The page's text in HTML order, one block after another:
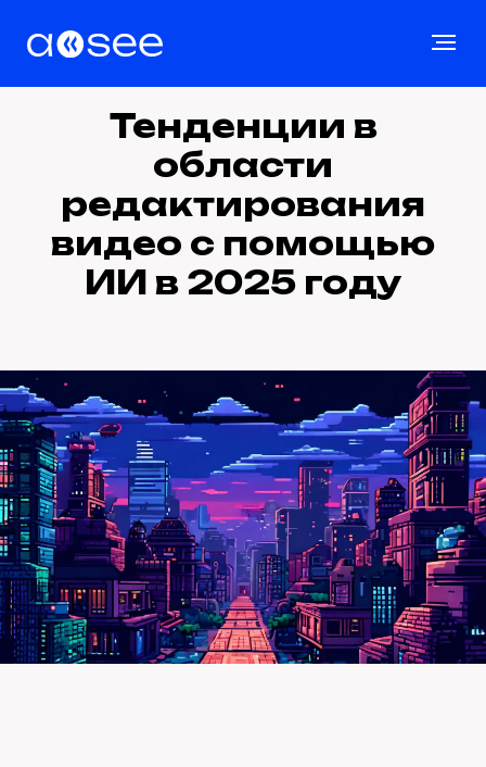
Тенденции в
области
редактирования
видео с помощью
ИИ в 2025 году